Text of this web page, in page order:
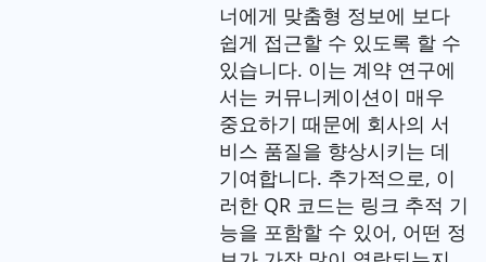
너에게 맞춤형 정보에 보다
쉽게 접근할 수 있도록 할 수
있습니다. 이는 계약 연구에
서는 커뮤니케이션이 매우
중요하기 때문에 회사의 서
비스 품질을 향상시키는 데
기여합니다. 추가적으로, 이
러한 QR 코드는 링크 추적 기
능을 포함할 수 있어, 어떤 정